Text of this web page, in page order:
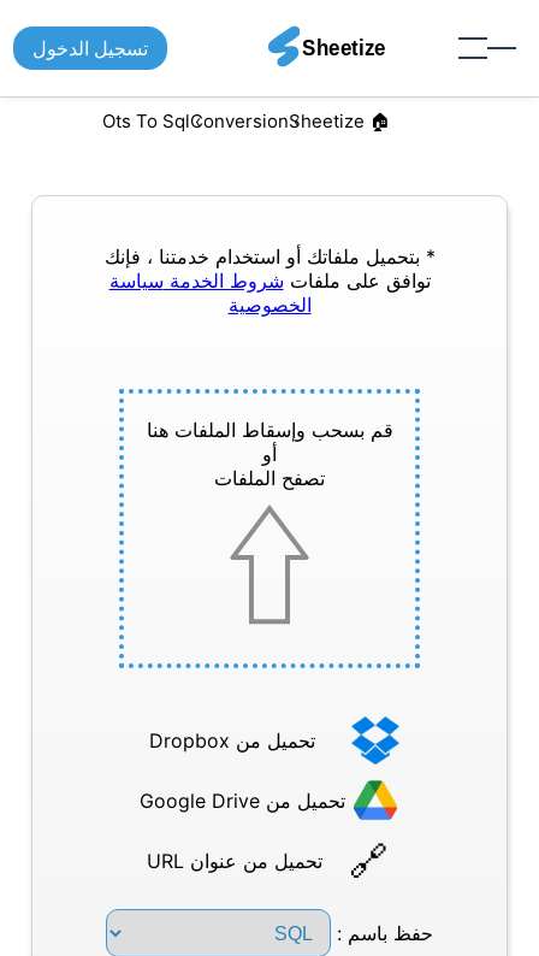
تسجيل الدخول
🏠︎ Sheetize
Conversion
Ots To Sql
* بتحميل ملفاتك أو استخدام خدمتنا ، فإنك
توافق على ملفات شروط الخدمة سياسة
الخصوصية
قم بسحب وإسقاط الملفات هنا
أو
تصفح الملفات
تحميل من Dropbox
تحميل من Google Drive
تحميل من عنوان URL
حفظ باسم :